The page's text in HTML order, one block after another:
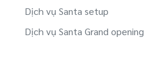
Dịch vụ Santa setup
Dịch vụ Santa Grand opening